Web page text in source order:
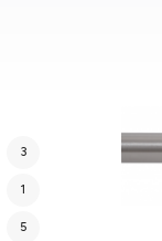
3
1
5